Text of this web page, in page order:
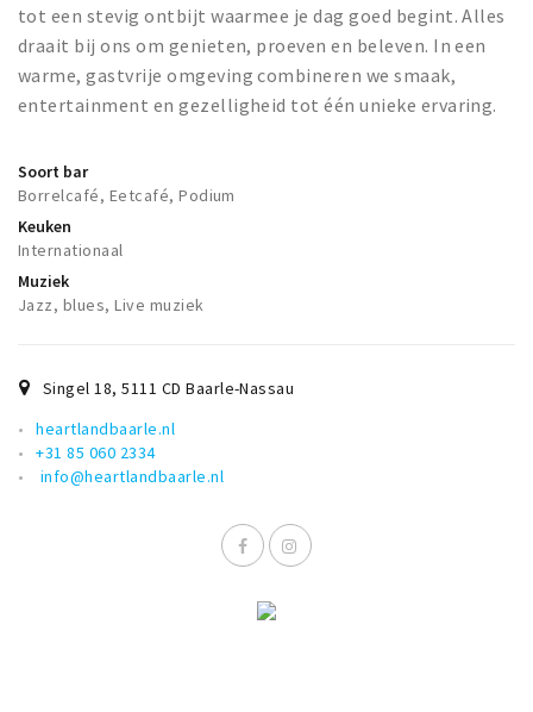
Bezienswaardigheden
Enclaves
Musea, theaters & podia
Fietsroutes
Wandelroutes
Natuurgebieden
De Grensvallei
Inloggen
tot een stevig ontbijt waarmee je dag goed begint. Alles
draait bij ons om genieten, proeven en beleven. In een
warme, gastvrije omgeving combineren we smaak,
entertainment en gezelligheid tot één unieke ervaring.
Soort bar
Borrelcafé, Eetcafé, Podium
Keuken
Internationaal
Muziek
Jazz, blues, Live muziek
Singel 18,5111 CD Baarle-Nassau
heartlandbaarle.nl
+31 85 060 2334
info@heartlandbaarle.nl